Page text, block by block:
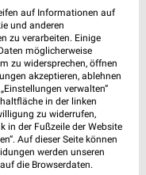
| Geschlossen
Prospekte
- 18:00 Uhr |
auf Informationen auf
und anderen
zu verarbeiten. Einige
möglicherweise
zu widersprechen, öffnen
akzeptieren, ablehnen
verwalten“
in der linken
zu widerrufen,
in der Fußzeile der Website
Auf dieser Seite können
werden unseren
die Browserdaten.